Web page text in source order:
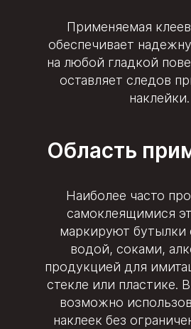
Применяемая
обеспечивает
на любой гладкой
оставляет следов
наклейки.
Область
Наиболее часто
самоклеящимися
маркируют бутылки
водой, соками,
продукцией для
стекле или пластике.
возможно
наклеек без